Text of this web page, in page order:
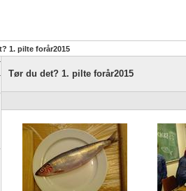
1. pilte forår2015
Tør du det? 1. pilte forår2015